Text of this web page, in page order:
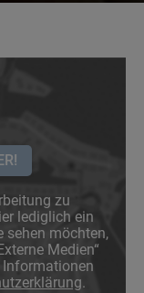
zu
lediglich ein
sehen möchten,
Medien“
Informationen
.